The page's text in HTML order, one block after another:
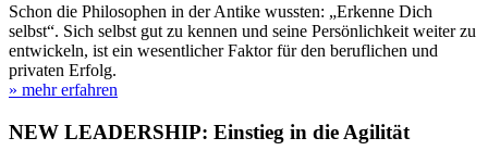
Schon die Philosophen in der Antike wussten: „Erkenne Dich
selbst“. Sich selbst gut zu kennen und seine Persönlichkeit weiter zu
entwickeln, ist ein wesentlicher Faktor für den beruflichen und
privaten Erfolg.
» mehr erfahren
NEW LEADERSHIP: Einstieg in die ­Agilität